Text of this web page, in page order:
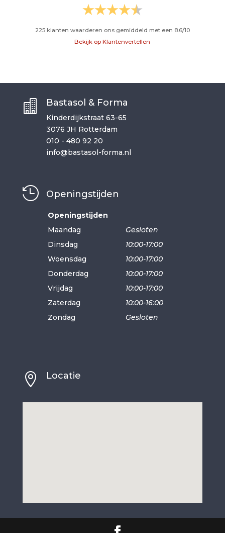
225klanten waarderen ons gemiddeld met een 8.6/10
Bekijk op Klantenvertellen
 Bastasol & Forma
Kinderdijkstraat 63-65
3076 JH Rotterdam
010 - 480 92 20
info@bastasol-forma.nl
 Openingstijden
Openingstijden
Maandag
Gesloten
Dinsdag
10:00-17:00
Woensdag
10:00-17:00
Donderdag
10:00-17:00
Vrijdag
10:00-17:00
Zaterdag
10:00-16:00
Zondag
Gesloten
 Locatie